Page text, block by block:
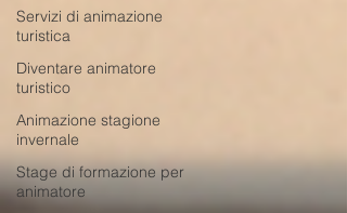
Servizi di animazione
turistica
Diventare animatore
turistico
Animazione stagione
invernale
Stage di formazione per
animatore